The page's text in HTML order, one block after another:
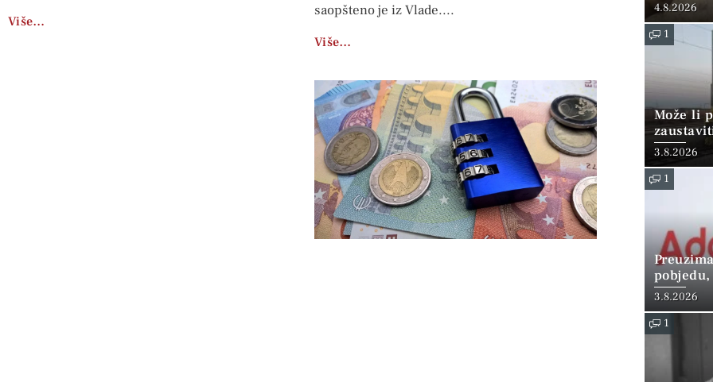
Više…
saopšteno je iz Vlade.
Više…
4.8.2026
1
Može li
3.8.2026
1
3.8.2026
1